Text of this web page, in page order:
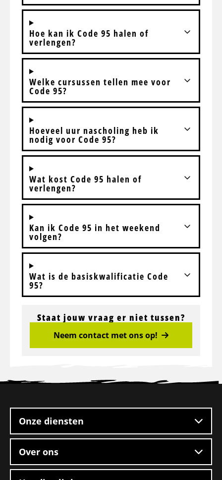
Hoe kan ik Code 95 halen of
verlengen?
Welke cursussen tellen mee voor
Code 95?
Hoeveel uur nascholing heb ik
nodig voor Code 95?
Wat kost Code 95 halen of
verlengen?
Kan ik Code 95 in het weekend
volgen?
Wat is de basiskwalificatie Code
95?
Staat jouw vraag er niet tussen?
Neem contact met ons op!
footer
Onze diensten
Over ons